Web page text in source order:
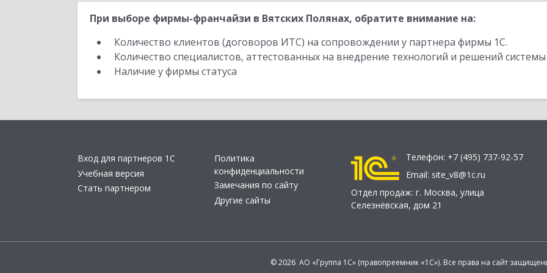
При выборе фирмы-франчайзи в Вятских Полянах, обратите внимание на:
Количество клиентов (договоров ИТС) на сопровождении у партнера фирмы 1С.
Количество специалистов, аттестованных на внедрение технологий и решений
Наличие у фирмы статуса
Вход для партнеров 1С
Учебная версия
Стать партнером
Политика
конфиденциальности
Замечания по сайту
Другие сайты
Телефон: +7 (495) 737-92-57
Email: site_v8@1c.ru
Отдел продаж: г. Москва, улица
Селезнёвская, дом 21
© 2026 АО «Группа 1С» (правопреемник «1С»). Все права на сайт